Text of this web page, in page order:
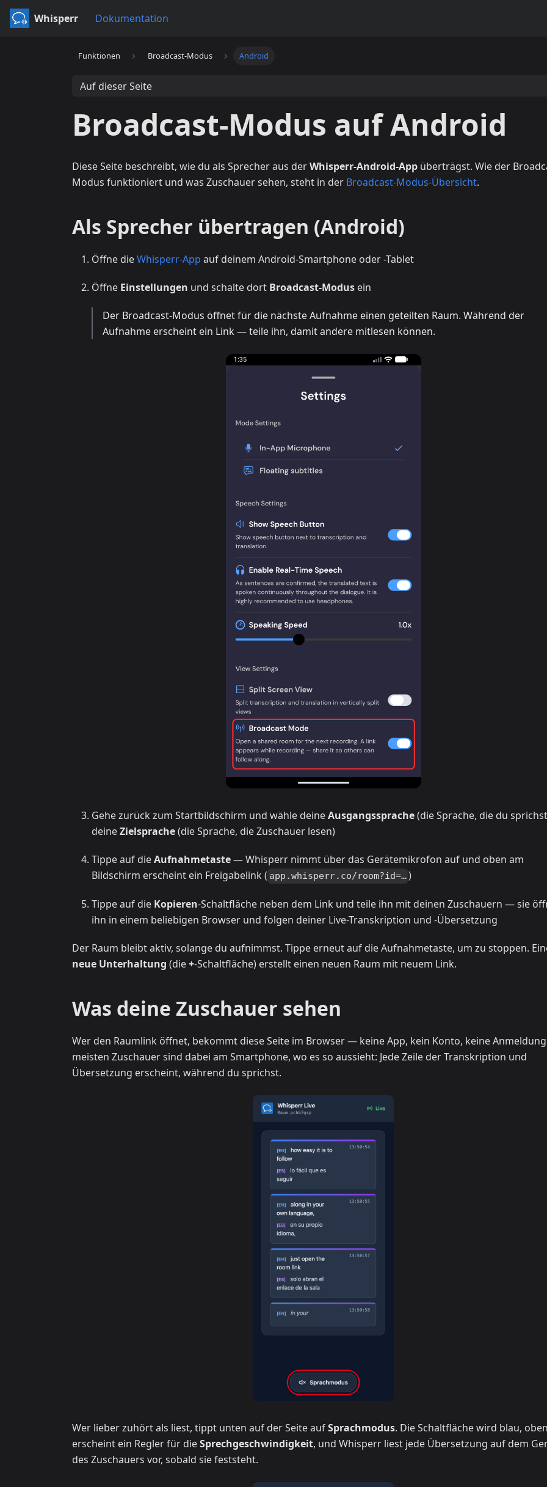
Whisperr Dokumentation
Funktionen Broadcast-Modus Android
Auf dieser Seite
Broadcast-Modus auf Android
Diese Seite beschreibt, wie du als Sprecher aus derWhisperr-Android-App überträgst. Wie der
Modus funktioniert und was Zuschauer sehen, steht in der Broadcast-Modus-Übersicht.
Als Sprecher übertragen (Android)
Öffne dieWhisperr-App auf deinem Android-Smartphone oder -Tablet
Öffne Einstellungen und schalte dort Broadcast-Modus ein
Der Broadcast-Modus öffnet für die nächste Aufnahme einen geteilten Raum. Während der
Aufnahme erscheint ein Link — teile ihn, damit andere mitlesen können.
Gehe zurück zum Startbildschirm und wähle deineAusgangssprache(die Sprache, die du
deineZielsprache(die Sprache, die Zuschauer lesen)
Tippe auf dieAufnahmetaste— Whisperr nimmt über das Gerätemikrofon auf und oben am
Bildschirm erscheint ein Freigabelink ( app.whisperr.co/room?id=…)
Tippe auf die Kopieren-Schaltfläche neben dem Link und teile ihn mit deinen Zuschauern — sie
ihn in einem beliebigen Browser und folgen deiner Live-Transkription und -Übersetzung
Der Raum bleibt aktiv, solange du aufnimmst. Tippe erneut auf die Aufnahmetaste, um zu stoppen.
neue Unterhaltung (die+-Schaltfläche) erstellt einen neuen Raum mit neuem Link.
Was deine Zuschauer sehen
Wer den Raumlink öffnet, bekommt diese Seite im Browser — keine App, kein Konto, keine
meisten Zuschauer sind dabei am Smartphone, wo es so aussieht: Jede Zeile der Transkription und
Übersetzung erscheint, während du sprichst.
Wer lieber zuhört als liest, tippt unten auf der Seite aufSprachmodus. Die Schaltfläche wird blau, oben
erscheint ein Regler für dieSprechgeschwindigkeit, und Whisperr liest jede Übersetzung auf dem
des Zuschauers vor, sobald sie feststeht.